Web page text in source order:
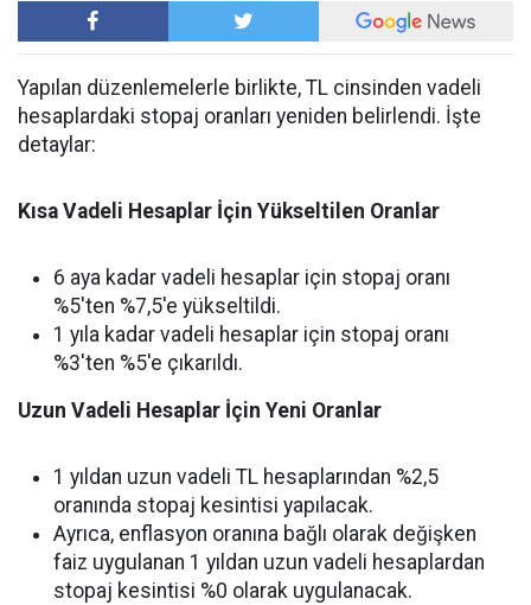
Yapılan düzenlemelerle birlikte, TL cinsinden vadeli
hesaplardaki stopaj oranları yeniden belirlendi. İşte
detaylar:
Kısa Vadeli Hesaplar İçin Yükseltilen Oranlar
6 aya kadar vadeli hesaplar için stopaj oranı
%5'ten %7,5'e yükseltildi.
1 yıla kadar vadeli hesaplar için stopaj oranı
%3'ten %5'e çıkarıldı.
Uzun Vadeli Hesaplar İçin Yeni Oranlar
1 yıldan uzun vadeli TL hesaplarından %2,5
oranında stopaj kesintisi yapılacak.
Ayrıca, enflasyon oranına bağlı olarak değişken
faiz uygulanan 1 yıldan uzun vadeli hesaplardan
stopaj kesintisi %0 olarak uygulanacak.